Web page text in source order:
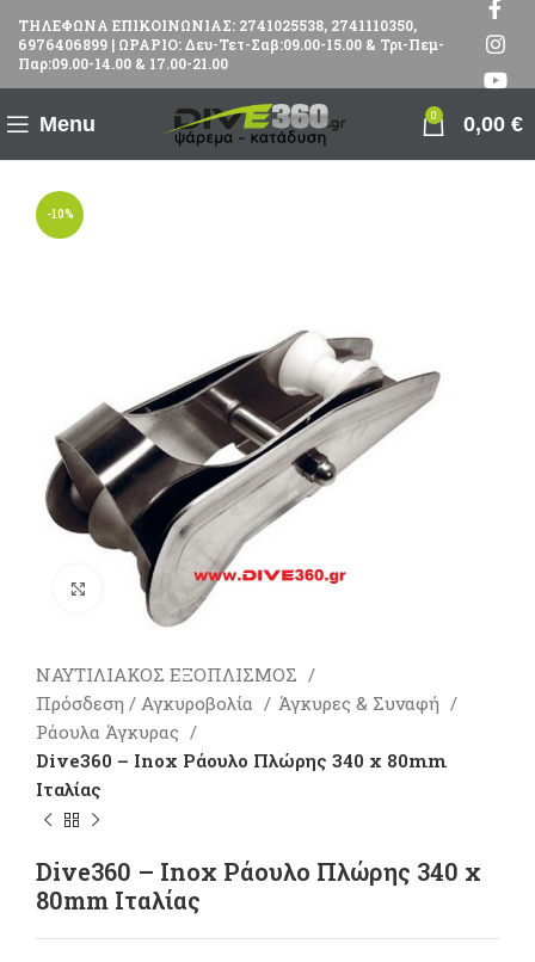
ΤΗΛΕΦΩΝΑ ΕΠΙΚΟΙΝΩΝΙΑΣ: 2741025538, 2741110350,
6976406899 | ΩΡΑΡΙΟ: Δευ-Τετ-Σαβ:09.00-15.00 & Τρι-Πεμ-
Παρ:09.00-14.00 & 17.00-21.00
Menu 0 0,00 €
-10%
Πατήστε για μεγέθυνση
ΝΑΥΤΙΛΙΑΚΟΣ ΕΞΟΠΛΙΣΜΟΣ
Πρόσδεση / Αγκυροβολία
Άγκυρες & Συναφή
Ράουλα Άγκυρας
Dive360 – Inox Ράουλο Πλώρης 340 x 80mm
Ιταλίας
Dive360 – Inox Ράουλο Πλώρης 340 x
80mm Ιταλίας